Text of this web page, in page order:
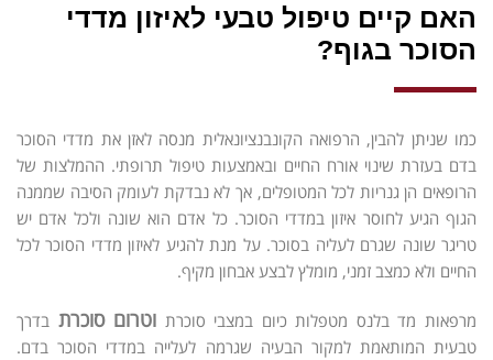
האם קיים טיפול טבעי לאיזון מדדי
הסוכר בגוף?
כמו שניתן להבין, הרפואה הקונבנציונאלית מנסה לאזן את מדדי הסוכר
בדם בעזרת שינוי אורח החיים ובאמצעות טיפול תרופתי. ההמלצות של
הרופאים הן גנריות לכל המטופלים, אך לא נבדקת לעומק הסיבה שממנה
הגוף הגיע לחוסר איזון במדדי הסוכר. כל אדם הוא שונה ולכל אדם יש
טריגר שונה שגרם לעליה בסוכר. על מנת להגיע לאיזון מדדי הסוכר לכל
החיים ולא כמצב זמני, מומלץ לבצע אבחון מקיף.
מרפאות מד בלנס מטפלות כיום במצבי סוכרת וטרום סוכרת בדרך
טבעית המותאמת למקור הבעיה שגרמה לעלייה במדדי הסוכר בדם.